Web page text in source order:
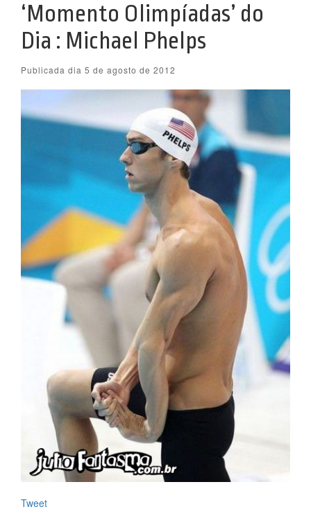
‘Momento Olimpíadas’ do
Dia : Michael Phelps
Publicada dia 5 de agosto de 2012
Tweet